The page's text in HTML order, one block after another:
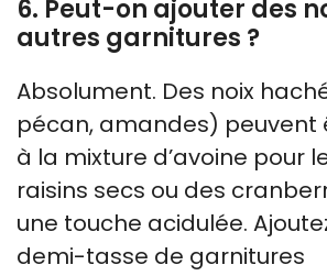
6. Peut-on ajouter des
autres garnitures ?
Absolument. Des noix
pécan, amandes) peuvent
à la mixture d’avoine pour
raisins secs ou des
une touche acidulée.
demi-tasse de garnitures